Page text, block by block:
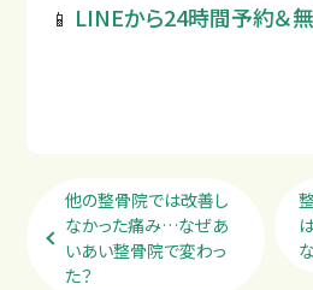
📱 LINEから24時間予約＆
他の整骨院では改善し
なかった痛み…なぜあ
いあい整骨院で変わっ
た？